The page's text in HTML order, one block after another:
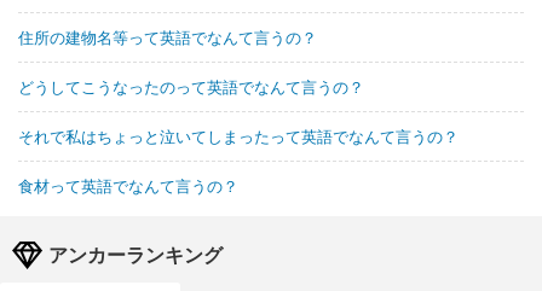
住所の建物名等って英語でなんて言うの？
どうしてこうなったのって英語でなんて言うの？
それで私はちょっと泣いてしまったって英語でなんて言うの？
食材って英語でなんて言うの？
アンカーランキング